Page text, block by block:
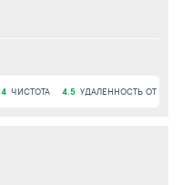
4 ЧИСТОТА 4.5 УДАЛЕННОСТЬ ОТ